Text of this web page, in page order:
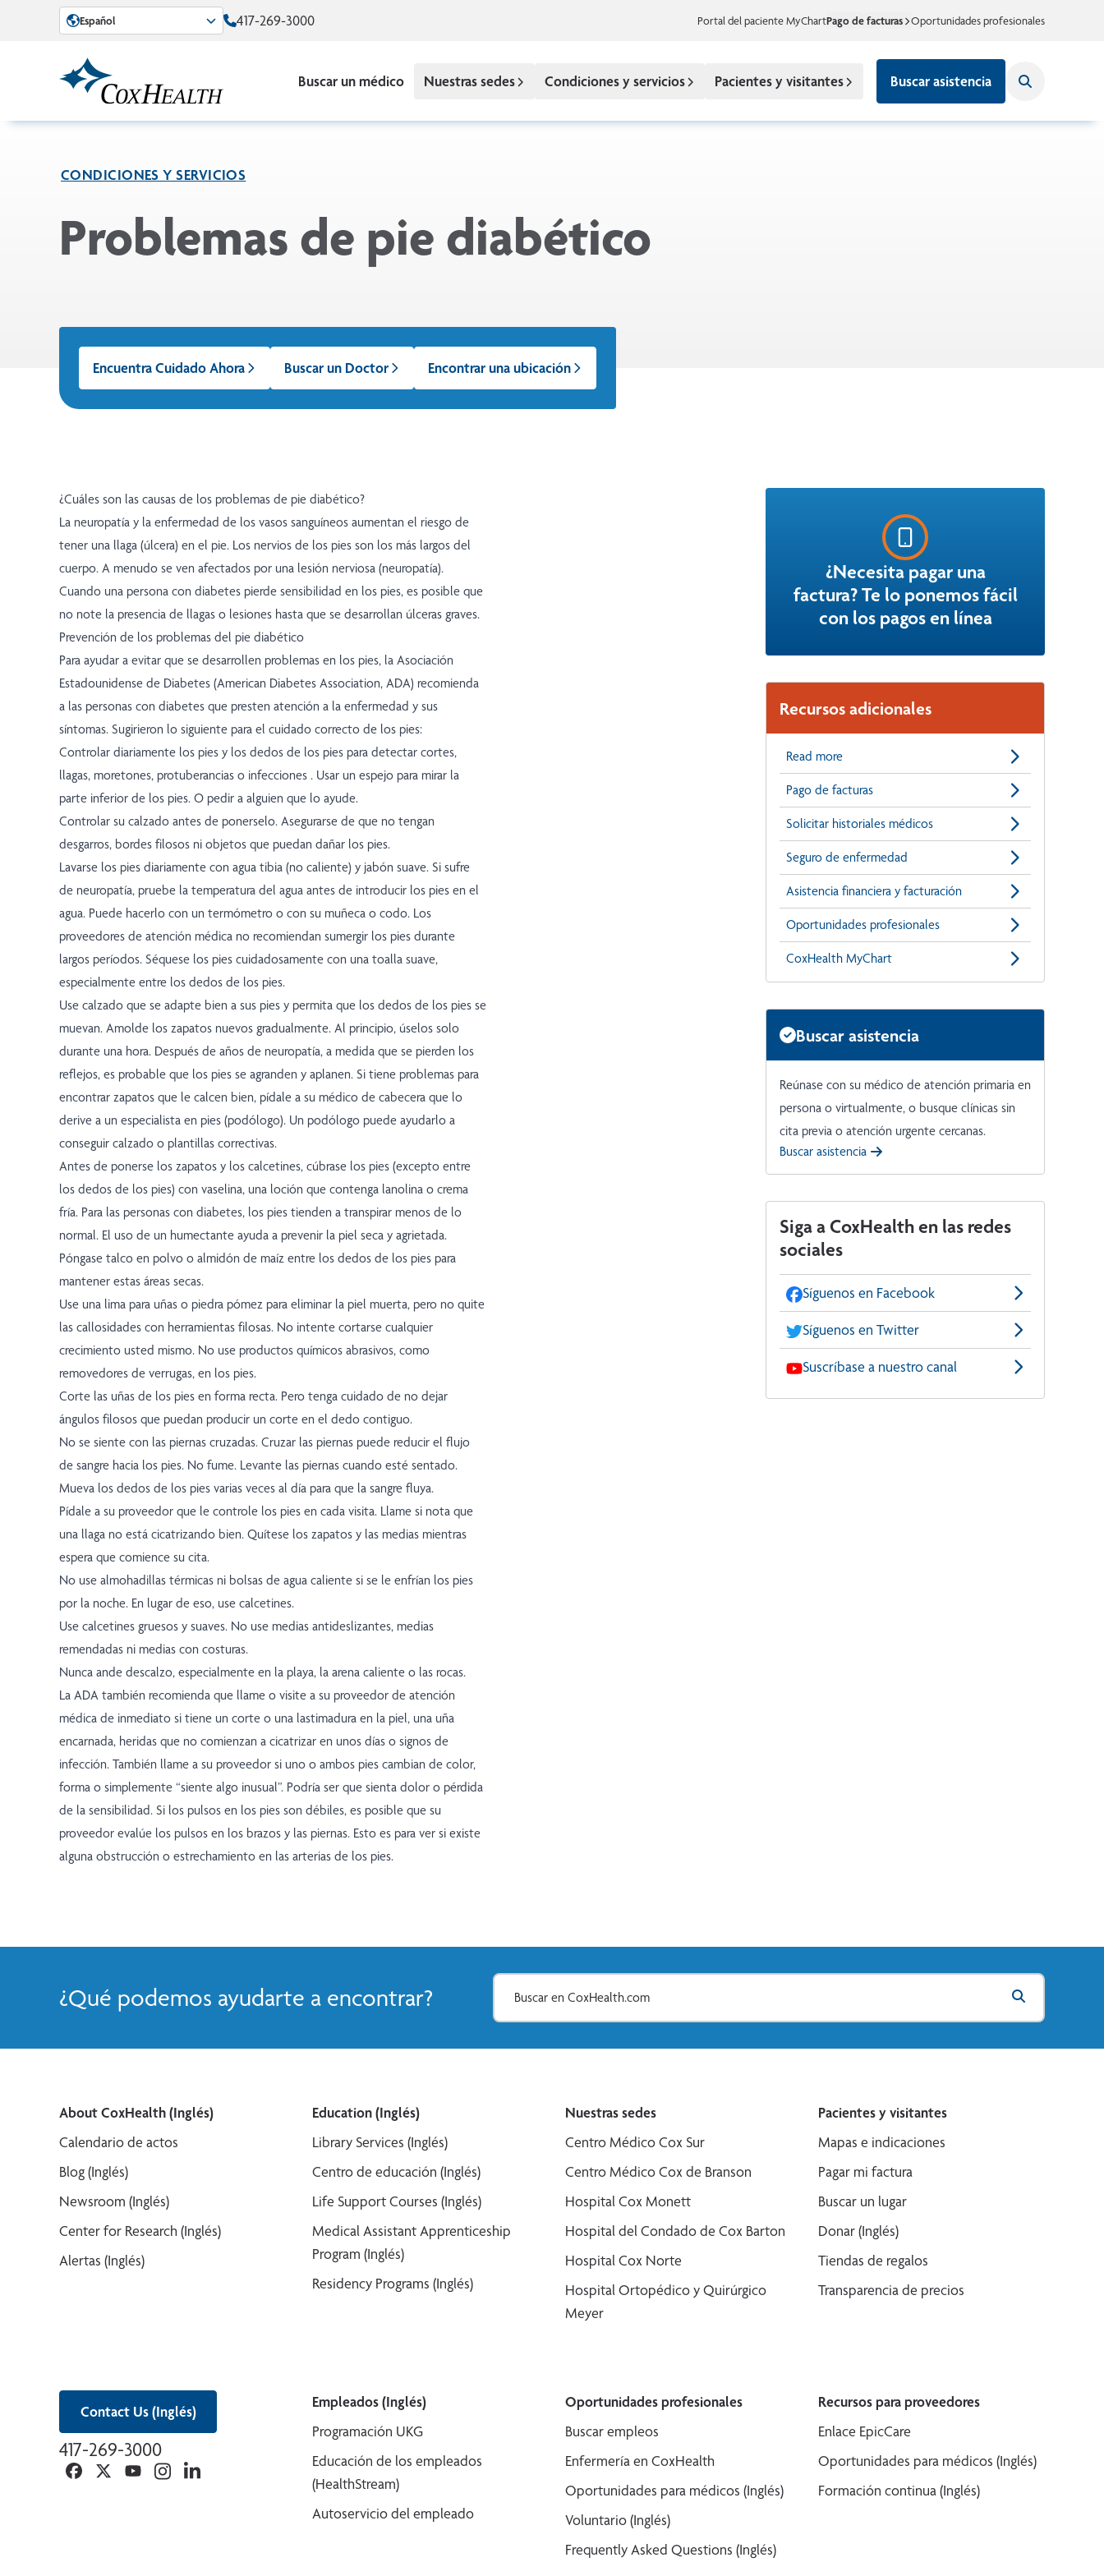
Skip to Main Content
Español 417-269-3000 Portal del paciente MyChartPago de facturas Oportunidades profesionales
Buscar un médico Nuestras sedes Condiciones y servicios Pacientes y visitantes Buscar asistencia
CONDICIONES Y SERVICIOS
Problemas de pie diabético
Encuentra Cuidado Ahora Buscar un Doctor Encontrar una ubicación
¿Cuáles son las causas de los problemas de pie diabético?
La neuropatía y la enfermedad de los vasos sanguíneos aumentan el riesgo de
tener una llaga (úlcera) en el pie. Los nervios de los pies son los más largos del
cuerpo. A menudo se ven afectados por una lesión nerviosa (neuropatía).
Cuando una persona con diabetes pierde sensibilidad en los pies, es posible que
no note la presencia de llagas o lesiones hasta que se desarrollan úlceras graves.
Prevención de los problemas del pie diabético
Para ayudar a evitar que se desarrollen problemas en los pies, la Asociación
Estadounidense de Diabetes (American Diabetes Association, ADA) recomienda
a las personas con diabetes que presten atención a la enfermedad y sus
síntomas. Sugirieron lo siguiente para el cuidado correcto de los pies:
Controlar diariamente los pies y los dedos de los pies para detectar cortes,
llagas, moretones, protuberancias o infecciones . Usar un espejo para mirar la
parte inferior de los pies. O pedir a alguien que lo ayude.
Controlar su calzado antes de ponerselo. Asegurarse de que no tengan
desgarros, bordes filosos ni objetos que puedan dañar los pies.
Lavarse los pies diariamente con agua tibia (no caliente) y jabón suave. Si sufre
de neuropatía, pruebe la temperatura del agua antes de introducir los pies en el
agua. Puede hacerlo con un termómetro o con su muñeca o codo. Los
proveedores de atención médica no recomiendan sumergir los pies durante
largos períodos. Séquese los pies cuidadosamente con una toalla suave,
especialmente entre los dedos de los pies.
Use calzado que se adapte bien a sus pies y permita que los dedos de los pies se
muevan. Amolde los zapatos nuevos gradualmente. Al principio, úselos solo
durante una hora. Después de años de neuropatía, a medida que se pierden los
reflejos, es probable que los pies se agranden y aplanen. Si tiene problemas para
encontrar zapatos que le calcen bien, pídale a su médico de cabecera que lo
derive a un especialista en pies (podólogo). Un podólogo puede ayudarlo a
conseguir calzado o plantillas correctivas.
Antes de ponerse los zapatos y los calcetines, cúbrase los pies (excepto entre
los dedos de los pies) con vaselina, una loción que contenga lanolina o crema
fría. Para las personas con diabetes, los pies tienden a transpirar menos de lo
normal. El uso de un humectante ayuda a prevenir la piel seca y agrietada.
Póngase talco en polvo o almidón de maíz entre los dedos de los pies para
mantener estas áreas secas.
Use una lima para uñas o piedra pómez para eliminar la piel muerta, pero no quite
las callosidades con herramientas filosas. No intente cortarse cualquier
crecimiento usted mismo. No use productos químicos abrasivos, como
removedores de verrugas, en los pies.
Corte las uñas de los pies en forma recta. Pero tenga cuidado de no dejar
ángulos filosos que puedan producir un corte en el dedo contiguo.
No se siente con las piernas cruzadas. Cruzar las piernas puede reducir el flujo
de sangre hacia los pies. No fume. Levante las piernas cuando esté sentado.
Mueva los dedos de los pies varias veces al día para que la sangre fluya.
Pídale a su proveedor que le controle los pies en cada visita. Llame si nota que
una llaga no está cicatrizando bien. Quítese los zapatos y las medias mientras
espera que comience su cita.
No use almohadillas térmicas ni bolsas de agua caliente si se le enfrían los pies
por la noche. En lugar de eso, use calcetines.
Use calcetines gruesos y suaves. No use medias antideslizantes, medias
remendadas ni medias con costuras.
Nunca ande descalzo, especialmente en la playa, la arena caliente o las rocas.
La ADA también recomienda que llame o visite a su proveedor de atención
médica de inmediato si tiene un corte o una lastimadura en la piel, una uña
encarnada, heridas que no comienzan a cicatrizar en unos días o signos de
infección. También llame a su proveedor si uno o ambos pies cambian de color,
forma o simplemente “siente algo inusual”. Podría ser que sienta dolor o pérdida
de la sensibilidad. Si los pulsos en los pies son débiles, es posible que su
proveedor evalúe los pulsos en los brazos y las piernas. Esto es para ver si existe
alguna obstrucción o estrechamiento en las arterias de los pies.
¿Necesita pagar una
factura? Te lo ponemos fácil
con los pagos en línea
Recursos adicionales
Read more
Pago de facturas
Solicitar historiales médicos
Seguro de enfermedad
Asistencia financiera y facturación
Oportunidades profesionales
CoxHealth MyChart
Buscar asistencia
Reúnase con su médico de atención primaria en
persona o virtualmente, o busque clínicas sin
cita previa o atención urgente cercanas.
Buscar asistencia
Siga a CoxHealth en las redes
sociales
Síguenos en Facebook
Síguenos en Twitter
Suscríbase a nuestro canal
¿Qué podemos ayudarte a encontrar?
Contact Us (Inglés)
417-269-3000
Facebook
TwitterYouTubeInstagramLinkedin
About CoxHealth (Inglés)
Calendario de actos
Blog (Inglés)
Newsroom (Inglés)
Center for Research (Inglés)
Alertas (Inglés)
Education (Inglés)
Library Services (Inglés)
Centro de educación (Inglés)
Life Support Courses (Inglés)
Medical Assistant Apprenticeship
Program (Inglés)
Residency Programs (Inglés)
Nuestras sedes
Centro Médico Cox Sur
Centro Médico Cox de Branson
Hospital Cox Monett
Hospital del Condado de Cox Barton
Hospital Cox Norte
Hospital Ortopédico y Quirúrgico
Meyer
Pacientes y visitantes
Mapas e indicaciones
Pagar mi factura
Buscar un lugar
Donar (Inglés)
Tiendas de regalos
Transparencia de precios
Empleados (Inglés)
Programación UKG
Educación de los empleados
(HealthStream)
Autoservicio del empleado
Oportunidades profesionales
Buscar empleos
Enfermería en CoxHealth
Oportunidades para médicos (Inglés)
Voluntario (Inglés)
Frequently Asked Questions (Inglés)
Recursos para proveedores
Enlace EpicCare
Oportunidades para médicos (Inglés)
Formación continua (Inglés)